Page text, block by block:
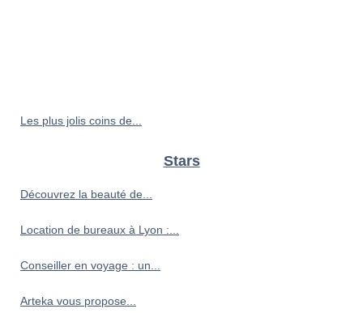
Les plus jolis coins de...
Stars
Découvrez la beauté de...
Location de bureaux à Lyon :...
Conseiller en voyage : un...
Arteka vous propose...